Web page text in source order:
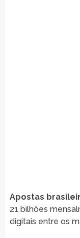
Apostas
21 bilhões
digitais entre os